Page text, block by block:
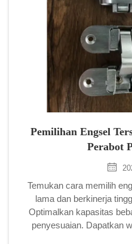
Pemilihan Engsel
Perabot
Temukan cara memilih
lama dan berkinerja
Optimalkan kapasitas
penyesuaian. Dapatkan